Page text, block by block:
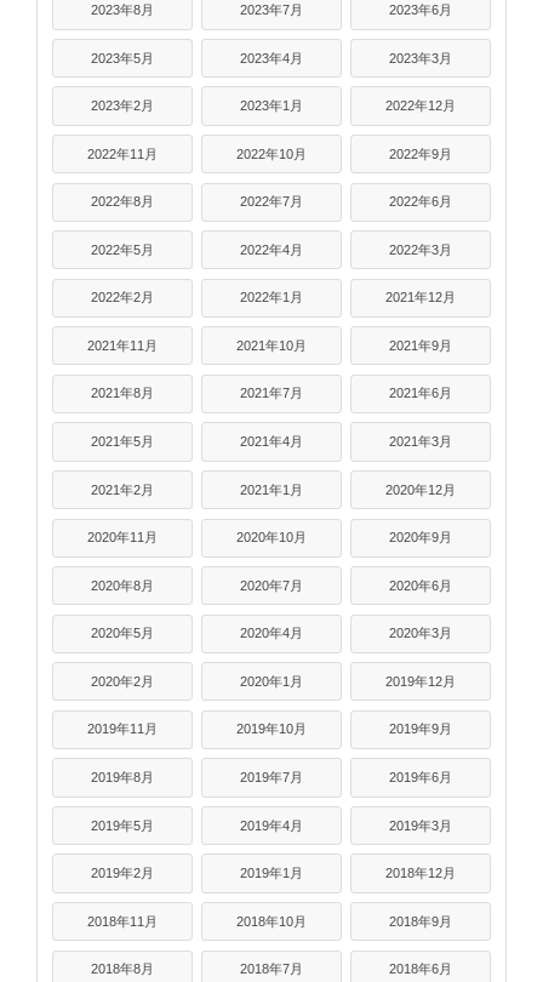
2023年8月 2023年7月 2023年6月
2023年5月 2023年4月 2023年3月
2023年2月 2023年1月 2022年12月
2022年11月 2022年10月 2022年9月
2022年8月 2022年7月 2022年6月
2022年5月 2022年4月 2022年3月
2022年2月 2022年1月 2021年12月
2021年11月 2021年10月 2021年9月
2021年8月 2021年7月 2021年6月
2021年5月 2021年4月 2021年3月
2021年2月 2021年1月 2020年12月
2020年11月 2020年10月 2020年9月
2020年8月 2020年7月 2020年6月
2020年5月 2020年4月 2020年3月
2020年2月 2020年1月 2019年12月
2019年11月 2019年10月 2019年9月
2019年8月 2019年7月 2019年6月
2019年5月 2019年4月 2019年3月
2019年2月 2019年1月 2018年12月
2018年11月 2018年10月 2018年9月
2018年8月 2018年7月 2018年6月